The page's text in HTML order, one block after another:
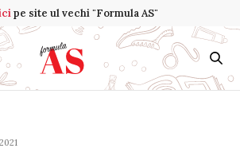
pe site ul vechi "Formula AS"